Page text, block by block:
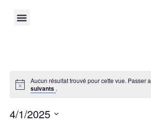
Aucun résultat trouvé pour cette vue. Passer
suivants .
4/1/2025